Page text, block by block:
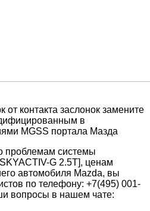
контакта заслонок замените
в
MGSS портала Мазда
проблемам системы
G 2.5T], ценам
автомобиля Mazda, вы
по телефону: +7(495) 001-
вопросы в нашем чате: